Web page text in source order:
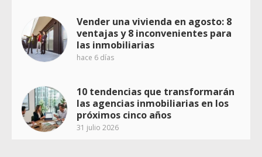
Vender una vivienda en agosto: 8
ventajas y 8 inconvenientes para
las inmobiliarias
hace 6 días
10 tendencias que transformarán
las agencias inmobiliarias en los
próximos cinco años
31 julio 2026